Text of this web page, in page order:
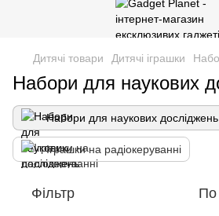
Дитячі товари Дитячі іграшки
Набори для наукових
Набори для наукових досліджень
Іграшки на радіокеруванні
Фільтр По